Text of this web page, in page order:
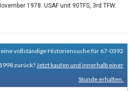
1978. USAF unit 90TFS, 3rd TFW.
vollständige Historiensuche für 67-0392
zurück? Jetzt kaufen und innerhalb einer
Stunde erhalten.